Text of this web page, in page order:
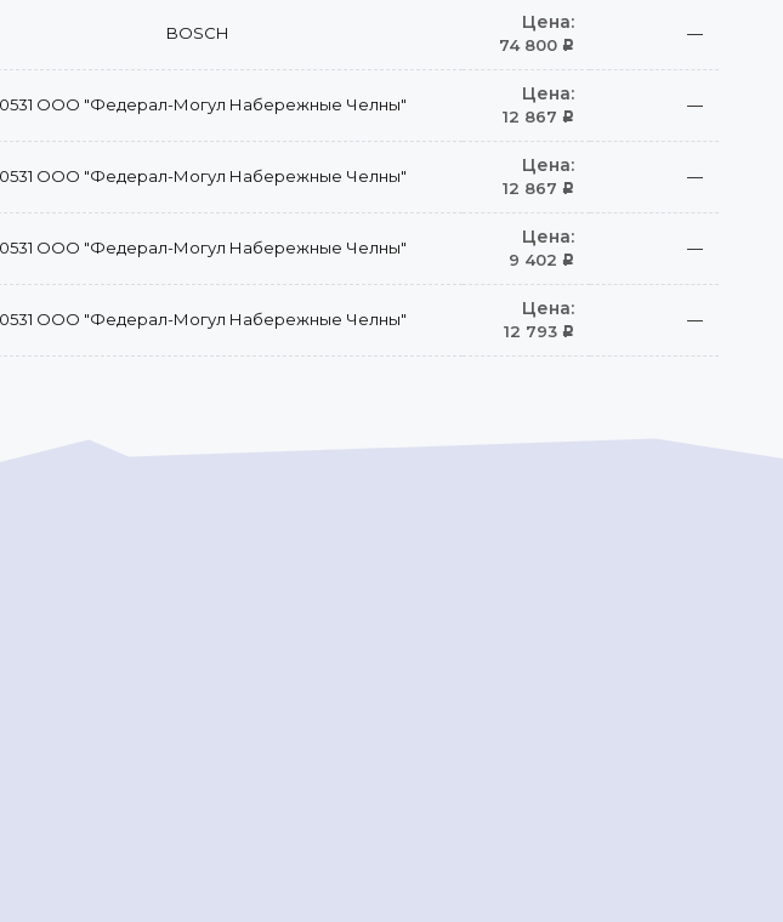
BOSCH Цена:
74 800 Р
—
ООО "Федерал-Могул Набережные Челны" Цена:
12 867 Р
—
ООО "Федерал-Могул Набережные Челны" Цена:
12 867 Р
—
ООО "Федерал-Могул Набережные Челны" Цена:
9 402 Р
—
ООО "Федерал-Могул Набережные Челны" Цена:
12 793 Р
—